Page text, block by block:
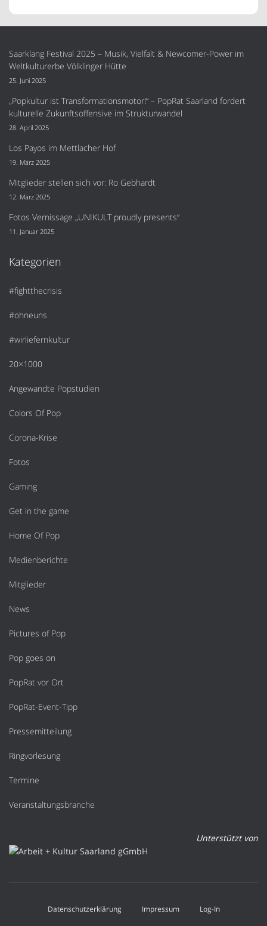
Saarklang Festival 2025 – Musik, Vielfalt & Newcomer-Power im
Weltkulturerbe Völklinger Hütte
25. Juni 2025
„Popkultur ist Transformationsmotor!“ – PopRat Saarland fordert
kulturelle Zukunftsoffensive im Strukturwandel
28. April 2025
Los Payos im Mettlacher Hof
19. März 2025
Mitglieder stellen sich vor: Ro Gebhardt
12. März 2025
Fotos Vernissage „UNIKULT proudly presents“
11. Januar 2025
Kategorien
#fightthecrisis
#ohneuns
#wirliefernkultur
20×1000
Angewandte Popstudien
Colors Of Pop
Corona-Krise
Fotos
Gaming
Get in the game
Home Of Pop
Medienberichte
Mitglieder
News
Pictures of Pop
Pop goes on
PopRat vor Ort
PopRat-Event-Tipp
Pressemitteilung
Ringvorlesung
Termine
Veranstaltungsbranche
Unterstützt von
Datenschutzerklärung Impressum Log-In